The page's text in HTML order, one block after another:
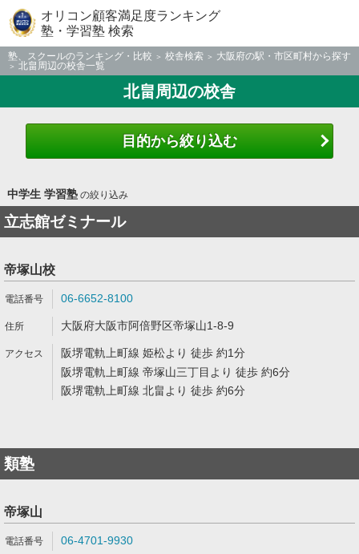
オリコン顧客満足度ランキング
塾・学習塾 検索
塾、スクールのランキング・比較 校舎検索
大阪府の駅・市区町村から探す
北畠周辺の校舎一覧
北畠周辺の校舎
目的から絞り込む
中学生 学習塾の絞り込み
立志館ゼミナール
帝塚山校
06-6652-8100
大阪府大阪市阿倍野区帝塚山1-8-9
阪堺電軌上町線 姫松より 徒歩 約1分
阪堺電軌上町線 帝塚山三丁目より 徒歩 約6分
阪堺電軌上町線 北畠より 徒歩 約6分
類塾
帝塚山
06-4701-9930